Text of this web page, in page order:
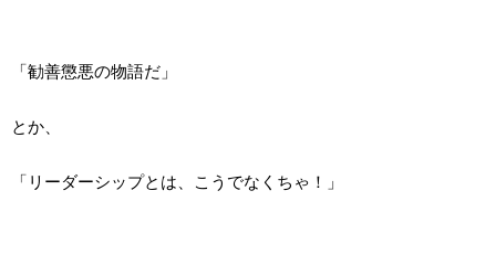
「勧善懲悪の物語だ」
とか、
「リーダーシップとは、こうでなくちゃ！」